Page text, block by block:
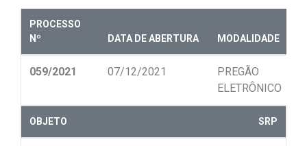
PROCESSO
Nº
DATA DE ABERTURA MODALIDADE
059/2021 07/12/2021
PREGÃO
ELETRÔNICO
OBJETO SRP